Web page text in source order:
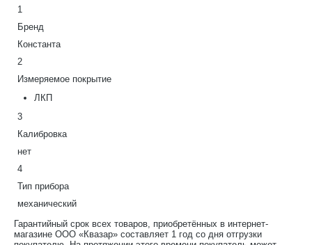
1
Бренд
Константа
2
Измеряемое покрытие
ЛКП
3
Калибровка
нет
4
Тип прибора
механический
Гарантийный срок всех товаров, приобретённых в интернет-
магазине ООО «Квазар» составляет 1 год со дня отгрузки